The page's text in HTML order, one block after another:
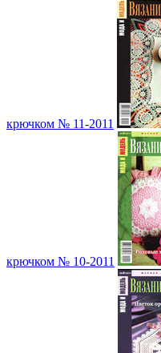
крючком № 11-2011
крючком № 10-2011